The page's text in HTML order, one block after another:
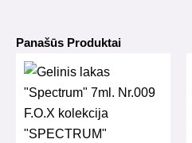
Panašūs Produktai
F.O.X kolekcija
"SPECTRUM"